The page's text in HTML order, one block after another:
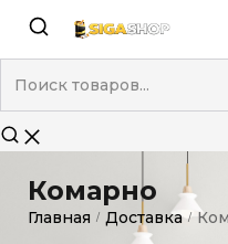
Комарно
Главная / Доставка /